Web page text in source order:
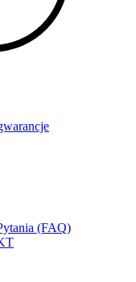
(FAQ)